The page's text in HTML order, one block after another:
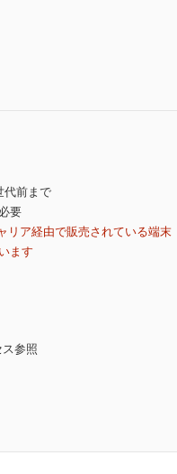
代前まで
要
ア経由で販売されている端末
ます
参照